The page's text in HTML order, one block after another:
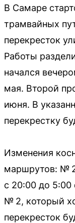
В Самаре
трамвайных
перекресток
Работы
начался
мая. Второй
июня. В
перекрестку
Изменения
маршрутов: №
с 20:00 до
№ 2, который
перекресток